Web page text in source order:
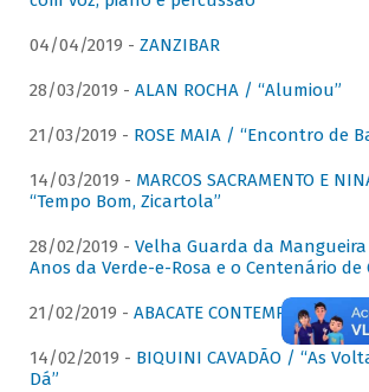
04/04/2019 - ZANZIBAR
28/03/2019 - ALAN ROCHA / “Alumiou”
21/03/2019 - ROSE MAIA / “Encontro de
14/03/2019 - MARCOS SACRAMENTO E
“Tempo Bom, Zicartola”
28/02/2019 - Velha Guarda da
Anos da Verde-e-Rosa e o Centenário de
21/02/2019 - ABACATE CONTEMPORÂNEO
14/02/2019 - BIQUINI CAVADÃO / “As
Dá”